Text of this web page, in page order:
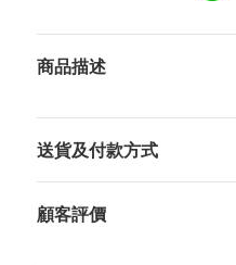
商品描述
送貨及付款方式
顧客評價